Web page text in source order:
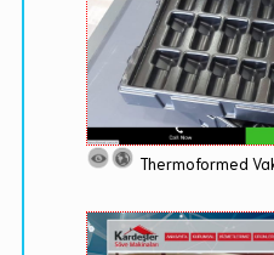
Thermoformed